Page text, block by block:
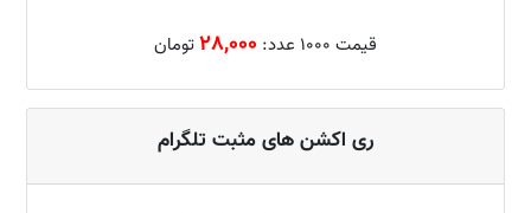
قیمت 1000 عدد: 28,000تومان
ری اکشن های مثبت تلگرام